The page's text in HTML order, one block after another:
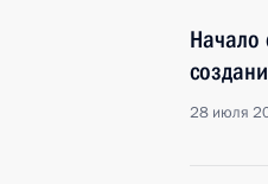
Начало
28 июля